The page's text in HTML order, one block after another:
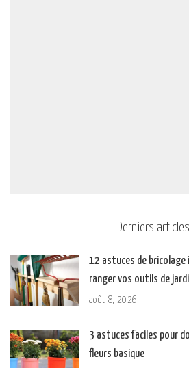
Derniers articles
12 astuces de bricolage
ranger vos outils de
août 8, 2026
3 astuces faciles pour
fleurs basique